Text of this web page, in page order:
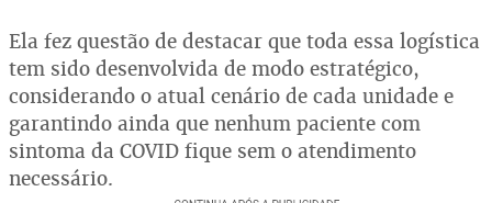
Ela fez questão de destacar que toda essa logística
tem sido desenvolvida de modo estratégico,
considerando o atual cenário de cada unidade e
garantindo ainda que nenhum paciente com
sintoma da COVID fique sem o atendimento
necessário.